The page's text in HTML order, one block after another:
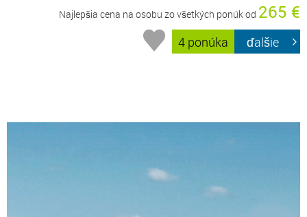
Najlepšia cena na osobu zo všetkých ponúk od 265 €
4 ponúka ďalšie